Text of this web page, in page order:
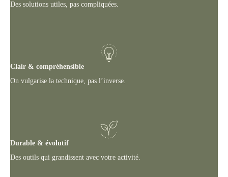
Des solutions utiles, pas compliquées.
Clair & compréhensible
On vulgarise la technique, pas l’inverse.
Durable & évolutif
Des outils qui grandissent avec votre activité.